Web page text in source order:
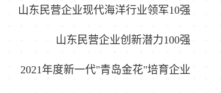
山东民营企业现代海洋行业领军10强
山东民营企业创新潜力100强
2021年度新一代"青岛金花"培育企业